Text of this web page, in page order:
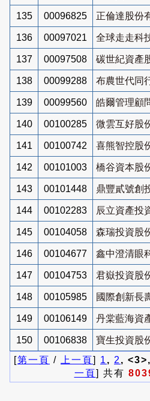
135 00096825 正倫達股份
136 00097021 全球走走科
137 00097508 碳世紀資產
138 00099288 布農世代同
139 00099560 皓爾管理顧
140 00100285 微雲互好股
141 00100742 喜熊智控股
142 00101003 橋谷資本股
143 00101448 鼎豐貳號創
144 00102283 辰立資產投
145 00104058 森瑞投資股
146 00104677 鑫中澄清眼
147 00104753 君嶽投資股
148 00105985 國際創新長
149 00106149 丹棠藍海資
150 00106838
寶生投資股
[第一頁 / 上一頁] 1 , 2 , <3>,
一頁] 共有